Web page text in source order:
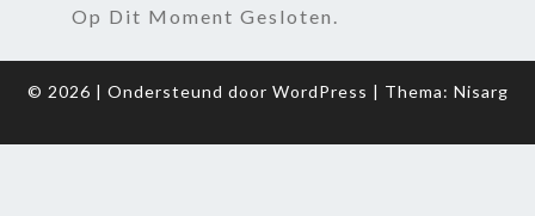
Op Dit Moment Gesloten.
© 2026 | Ondersteund door WordPress | Thema: Nisarg